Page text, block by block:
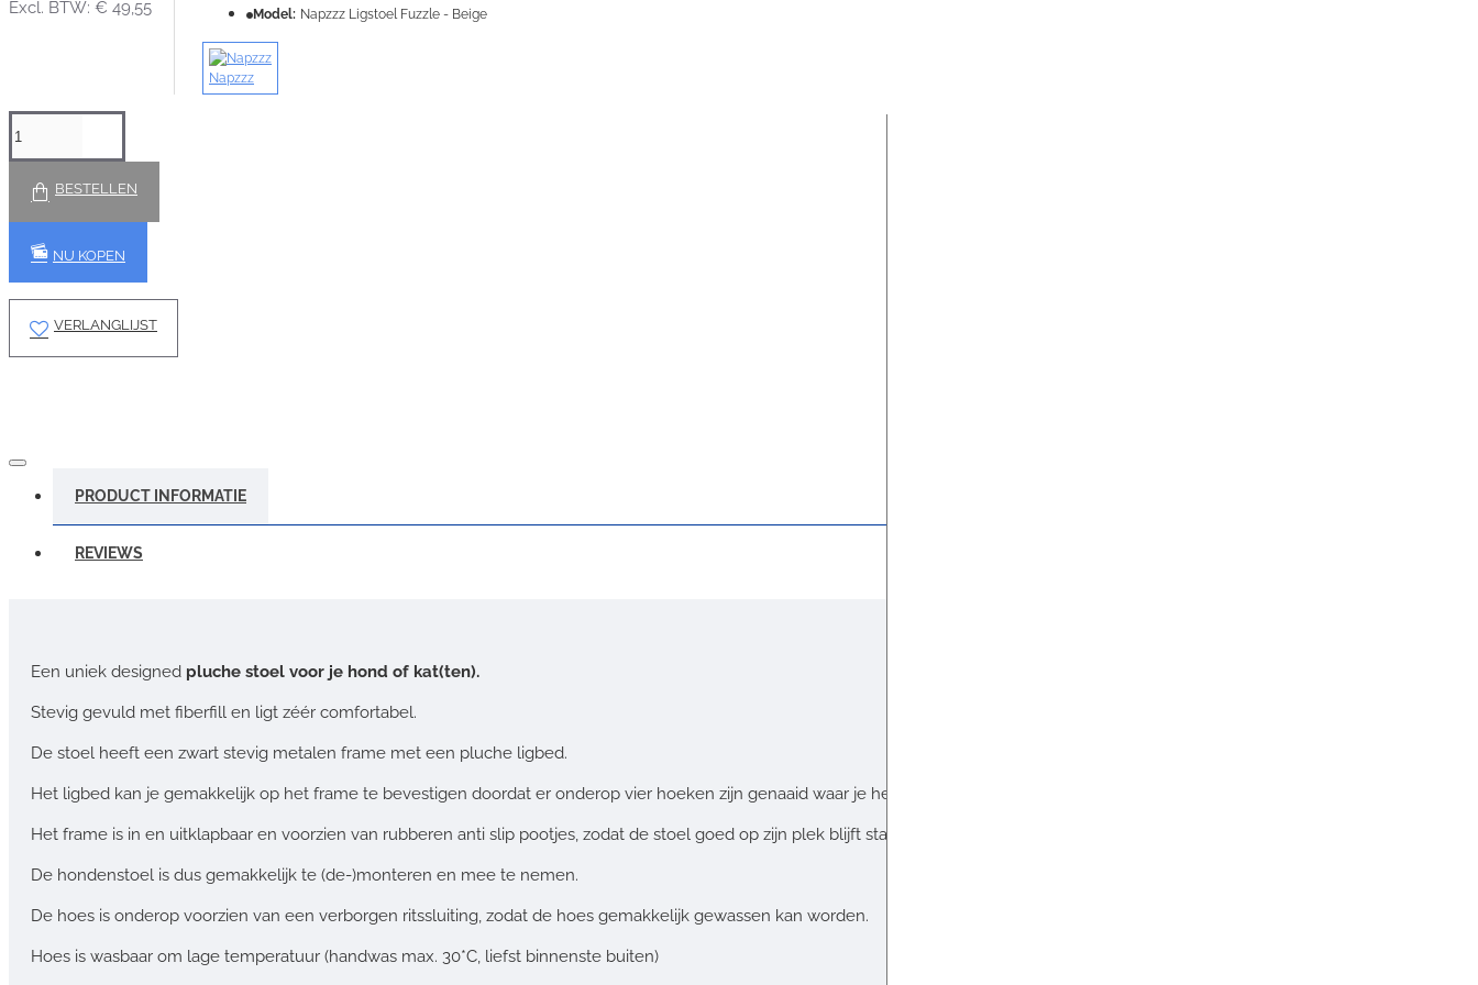
Excl. BTW: € 49,55
Model: Napzzz Ligstoel Fuzzle - Beige
Napzzz
BESTELLEN
NU KOPEN
VERLANGLIJST
PRODUCT INFORMATIE
REVIEWS
Een uniek designed pluche stoel voor je hond of kat(ten).
Stevig gevuld met fiberfill en ligt zéér comfortabel.
De stoel heeft een zwart stevig metalen frame met een pluche ligbed.
Het ligbed kan je gemakkelijk op het frame te bevestigen doordat er onderop vier hoeken zijn genaaid waar je het frame in kan plaatsen/schuiven.
Het frame is in en uitklapbaar en voorzien van rubberen anti slip pootjes, zodat de stoel goed op zijn plek blijft staan.
De hondenstoel is dus gemakkelijk te (de-)monteren en mee te nemen.
De hoes is onderop voorzien van een verborgen ritssluiting, zodat de hoes gemakkelijk gewassen kan worden.
Hoes is wasbaar om lage temperatuur (handwas max. 30*C, liefst binnenste buiten)